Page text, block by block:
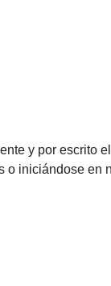
y por escrito
iniciándose en